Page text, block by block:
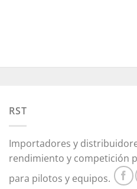
elegir
en
página
de
producto
RST
Importadores y
rendimiento y competición
para pilotos y equipos.